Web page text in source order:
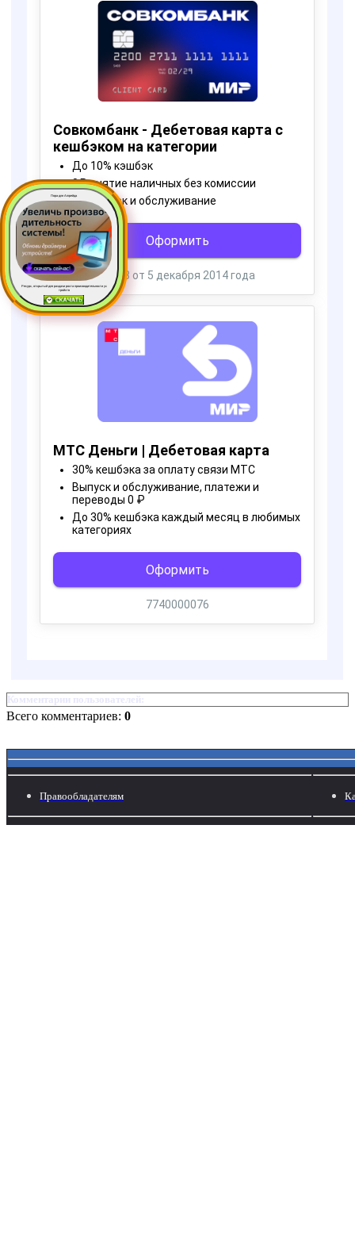
Пора для Апгрейда
Ресурс, открытый для раздачи роста производительности ус
тройств
Комментарии пользователей:
Всего комментариев: 0
Правообладателям